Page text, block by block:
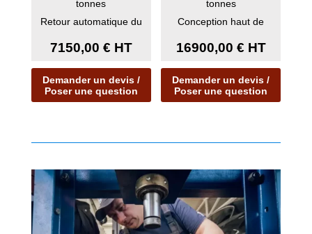
tonnes
Retour automatique du
7150,00 € HT
Demander un devis /
Poser une question
tonnes
Conception haut de
16900,00 € HT
Demander un devis /
Poser une question